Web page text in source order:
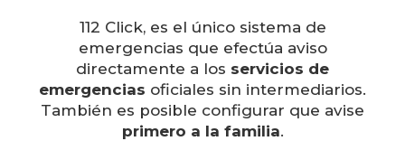
112 Click, es el único sistema de
emergencias que efectúa aviso
directamente a los servicios de
emergencias oficiales sin intermediarios.
También es posible configurar que avise
primero a la familia.